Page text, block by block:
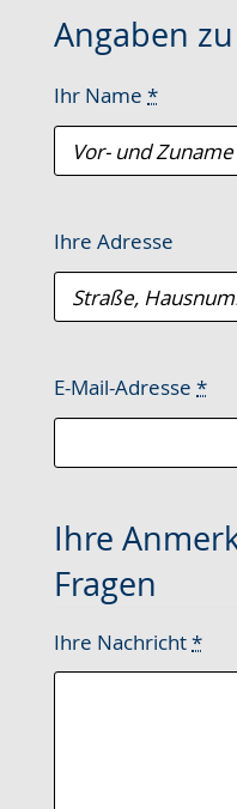
Angaben
Ihr Name *
Ihre Adresse
E-Mail-Adresse *
Ihre
Fragen
Ihre Nachricht*
wird